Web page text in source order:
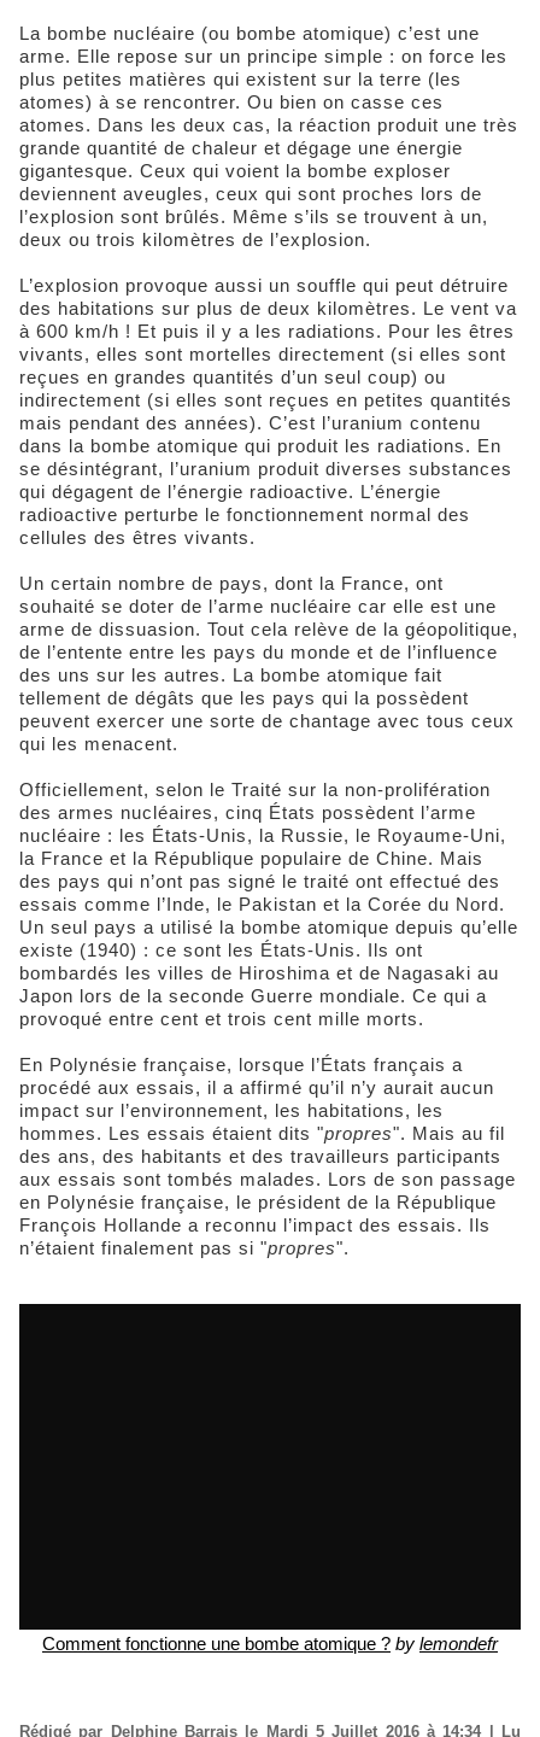
La bombe nucléaire (ou bombe atomique) c’est une
arme. Elle repose sur un principe simple : on force les
plus petites matières qui existent sur la terre (les
atomes) à se rencontrer. Ou bien on casse ces
atomes. Dans les deux cas, la réaction produit une très
grande quantité de chaleur et dégage une énergie
gigantesque. Ceux qui voient la bombe exploser
deviennent aveugles, ceux qui sont proches lors de
l’explosion sont brûlés. Même s’ils se trouvent à un,
deux ou trois kilomètres de l’explosion.
L’explosion provoque aussi un souffle qui peut détruire
des habitations sur plus de deux kilomètres. Le vent va
à 600 km/h ! Et puis il y a les radiations. Pour les êtres
vivants, elles sont mortelles directement (si elles sont
reçues en grandes quantités d’un seul coup) ou
indirectement (si elles sont reçues en petites quantités
mais pendant des années). C’est l’uranium contenu
dans la bombe atomique qui produit les radiations. En
se désintégrant, l’uranium produit diverses substances
qui dégagent de l’énergie radioactive. L’énergie
radioactive perturbe le fonctionnement normal des
cellules des êtres vivants.
Un certain nombre de pays, dont la France, ont
souhaité se doter de l’arme nucléaire car elle est une
arme de dissuasion. Tout cela relève de la géopolitique,
de l’entente entre les pays du monde et de l’influence
des uns sur les autres. La bombe atomique fait
tellement de dégâts que les pays qui la possèdent
peuvent exercer une sorte de chantage avec tous ceux
qui les menacent.
Officiellement, selon le Traité sur la non-prolifération
des armes nucléaires, cinq États possèdent l’arme
nucléaire : les États-Unis, la Russie, le Royaume-Uni,
la France et la République populaire de Chine. Mais
des pays qui n’ont pas signé le traité ont effectué des
essais comme l’Inde, le Pakistan et la Corée du Nord.
Un seul pays a utilisé la bombe atomique depuis qu’elle
existe (1940) : ce sont les États-Unis. Ils ont
bombardés les villes de Hiroshima et de Nagasaki au
Japon lors de la seconde Guerre mondiale. Ce qui a
provoqué entre cent et trois cent mille morts.
En Polynésie française, lorsque l’États français a
procédé aux essais, il a affirmé qu’il n’y aurait aucun
impact sur l’environnement, les habitations, les
hommes. Les essais étaient dits "propres". Mais au fil
des ans, des habitants et des travailleurs participants
aux essais sont tombés malades. Lors de son passage
en Polynésie française, le président de la République
François Hollande a reconnu l’impact des essais. Ils
n’étaient finalement pas si "propres".
Comment fonctionne une bombe atomique ? by lemondefr
Rédigé par Delphine Barrais le Mardi 5 Juillet 2016 à 14:34 | Lu